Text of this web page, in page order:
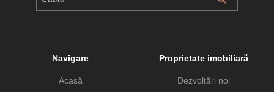
Navigare
Acasă
Proprietate imobiliară
Dezvoltări noi